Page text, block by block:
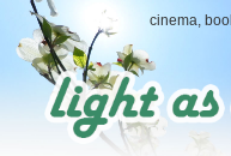
cinema,